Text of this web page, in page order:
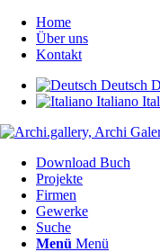
Home
Über uns
Kontakt
Deutsch
Italiano
Download Buch
Projekte
Firmen
Gewerke
Suche
Menü Menü